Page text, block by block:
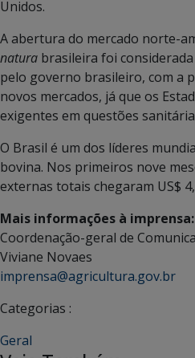
Unidos.
A abertura do mercado norte-
natura brasileira foi
pelo governo brasileiro, com a
novos mercados, já que os
exigentes em questões
O Brasil é um dos líderes
bovina. Nos primeiros nove
externas totais chegaram US$
Mais informações à imprensa:
Coordenação-geral de
Viviane Novaes
imprensa@agricultura.gov.br
Categorias :
Geral